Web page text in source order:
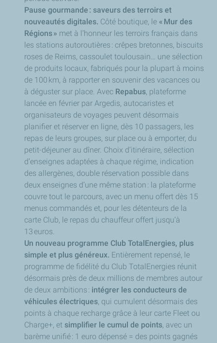
Pause gourmande : saveurs des terroirs et
nouveautés digitales. Côté boutique, le « Mur des
Régions » met à l’honneur les terroirs français dans
les stations autoroutières : crêpes bretonnes, biscuits
roses de Reims, cassoulet toulousain… une sélection
de produits locaux, fabriqués pour la plupart à moins
de 100 km, à rapporter en souvenir des vacances ou
à déguster sur place. Avec Repabus, plateforme
lancée en février par Argedis, autocaristes et
organisateurs de voyages peuvent désormais
planifier et réserver en ligne, dès 10 passagers, les
repas de leurs groupes, sur place ou à emporter, du
petit-déjeuner au dîner. Choix d’itinéraire, sélection
d’enseignes adaptées à chaque régime, indication
des allergènes, double réservation possible dans
deux enseignes d’une même station : la plateforme
couvre tout le parcours, avec un menu offert dès 15
menus commandés et, pour les détenteurs de la
carte Club, le repas du chauffeur offert jusqu’à
13 euros.
Un nouveau programme Club TotalEnergies, plus
simple et plus généreux. Entièrement repensé, le
programme de fidélité du Club TotalEnergies réunit
désormais près de deux millions de membres autour
de deux ambitions : intégrer les conducteurs de
véhicules électriques, qui cumulent désormais des
points à chaque recharge grâce à leur carte Fleet ou
Charge+, et simplifier le cumul de points, avec un
barème unifié : 1 euro dépensé = des points gagnés